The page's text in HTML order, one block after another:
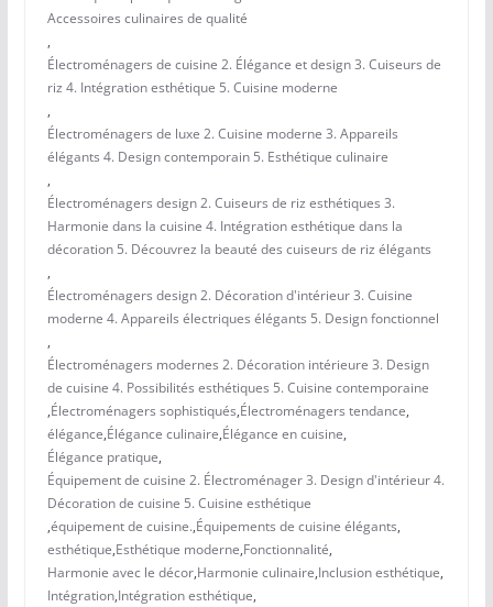
Accessoires culinaires de qualité
,
Électroménagers de cuisine 2. Élégance et design 3. Cuiseurs de
riz 4. Intégration esthétique 5. Cuisine moderne
,
Électroménagers de luxe 2. Cuisine moderne 3. Appareils
élégants 4. Design contemporain 5. Esthétique culinaire
,
Électroménagers design 2. Cuiseurs de riz esthétiques 3.
Harmonie dans la cuisine 4. Intégration esthétique dans la
décoration 5. Découvrez la beauté des cuiseurs de riz élégants
,
Électroménagers design 2. Décoration d'intérieur 3. Cuisine
moderne 4. Appareils électriques élégants 5. Design fonctionnel
,
Électroménagers modernes 2. Décoration intérieure 3. Design
de cuisine 4. Possibilités esthétiques 5. Cuisine contemporaine
,Électroménagers sophistiqués,Électroménagers tendance,
élégance,Élégance culinaire,Élégance en cuisine,
Élégance pratique,
Équipement de cuisine 2. Électroménager 3. Design d'intérieur 4.
Décoration de cuisine 5. Cuisine esthétique
,équipement de cuisine.,Équipements de cuisine élégants,
esthétique,Esthétique moderne,Fonctionnalité,
Harmonie avec le décor,Harmonie culinaire,Inclusion esthétique,
Intégration,Intégration esthétique,